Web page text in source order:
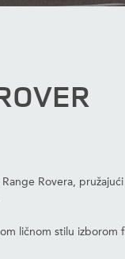
Rovera,
ličnom stilu izborom